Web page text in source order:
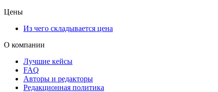
Цены
Из чего складывается цена
О компании
Лучшие кейсы
FAQ
Авторы и редакторы
Редакционная политика